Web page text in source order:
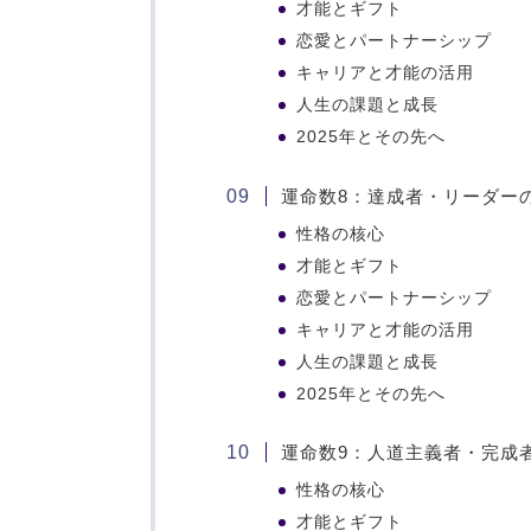
才能とギフト
恋愛とパートナーシップ
キャリアと才能の活用
人生の課題と成長
2025年とその先へ
運命数8：達成者・リーダー
性格の核心
才能とギフト
恋愛とパートナーシップ
キャリアと才能の活用
人生の課題と成長
2025年とその先へ
運命数9：人道主義者・完成
性格の核心
才能とギフト